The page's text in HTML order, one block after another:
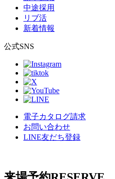
中途採用
リブ活
新着情報
公式SNS
電子カタログ請求
お問い合わせ
LINE友だち登録